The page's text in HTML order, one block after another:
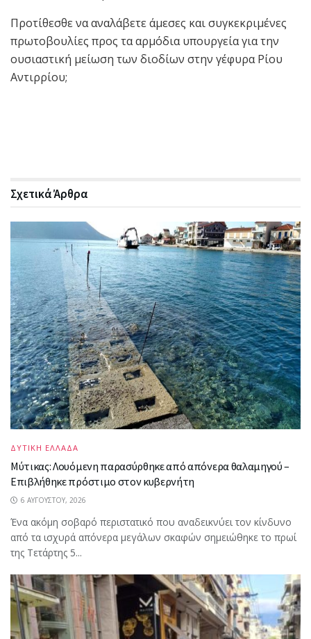
Προτίθεσθε να αναλάβετε άμεσες και συγκεκριμένες
πρωτοβουλίες προς τα αρμόδια υπουργεία για την
ουσιαστική μείωση των διοδίων στην γέφυρα Ρίου
Αντιρρίου;
ΣχετικάΆρθρα
ΔΥΤΙΚΗ ΕΛΛΑΔΑ
Μύτικας: Λουόμενη παρασύρθηκε από απόνερα θαλαμηγού –
Επιβλήθηκε πρόστιμο στον κυβερνήτη
6 ΑΥΓΟΎΣΤΟΥ, 2026
Ένα ακόμη σοβαρό περιστατικό που αναδεικνύει τον κίνδυνο
από τα ισχυρά απόνερα μεγάλων σκαφών σημειώθηκε το πρωί
της Τετάρτης 5...